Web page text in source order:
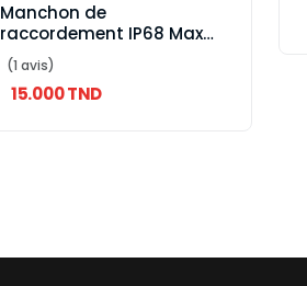
Manchon de
raccordement IP68 Max
depth: 20m soit en type
normale ou type T
(1 avis)
15.000 TND